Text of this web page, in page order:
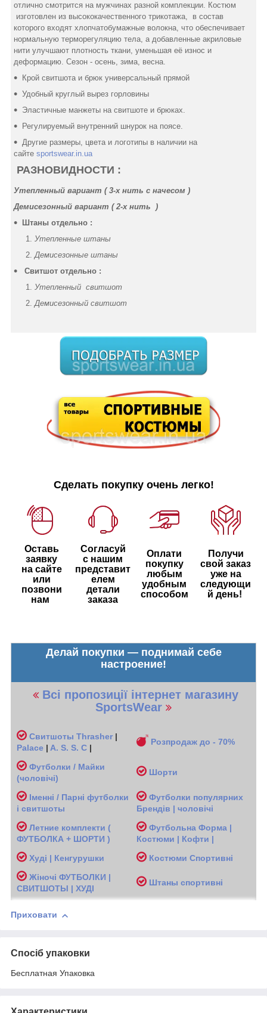
отлично смотрится на мужчинах разной комплекции. Костюм
изготовлен из высококачественного трикотажа, в состав
которого входят хлопчатобумажные волокна, что обеспечивает
нормальную терморегуляцию тела, а добавленные акриловые
нити улучшают плотность ткани, уменьшая её износ и
деформацию. Сезон - осень, зима, весна.
Крой свитшота и брюк универсальный прямой
Удобный круглый вырез горловины
Эластичные манжеты на свитшоте и брюках.
Регулируемый внутренний шнурок на поясе.
Другие размеры, цвета и логотипы в наличии на
сайте sportswear.in.ua
РАЗНОВИДНОСТИ :
Утепленный вариант ( 3-х нить с начесом )
Демисезонный вариант ( 2-х нить )
Штаны отдельно :
Утепленные штаны
Демисезонные штаны
Свитшот отдельно :
Утепленный свитшот
Демисезонный свитшот
Сделать покупку очень легко!
Оставь
заявку
на сайте
или
позвони
нам
Согласуй
с нашим
представит
елем
детали
заказа
Оплати
покупку
любым
удобным
способом
Получи
свой заказ
уже на
следующи
й день!
Делай покупки — поднимай себе
настроение!
Всі пропозиції інтернет магазину
SportsWear
Свитшоты Thrasher |
Palace | A. S. S. C |
Розпродаж до - 70%
Футболки / Майки
(чоловічі)
Шорти
Іменні / Парні футболки
і свитшоты
Футболки популярних
Брендів | чоловічі
Летние комплекти (
ФУТБОЛКА + ШОРТИ )
Футбольна Форма |
Костюми | Кофти |
Худі | Кенгурушки
Костюми Спортивні
Жіночі ФУТБОЛКИ |
СВИТШОТЫ | ХУДІ
Штаны спортивні
Приховати
Спосіб упаковки
Бесплатная Упаковка